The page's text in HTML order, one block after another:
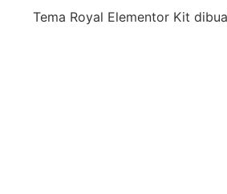
Tema Royal Elementor Kit